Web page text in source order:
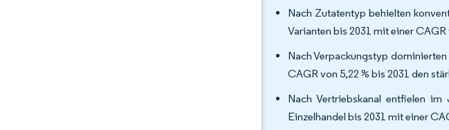
Nach Zutatentyp behielten
Varianten bis 2031 mit einer CAGR
Nach Verpackungstyp
CAGR von 5,22 % bis 2031 den
Nach Vertriebskanal entfielen
Einzelhandel bis 2031 mit einer